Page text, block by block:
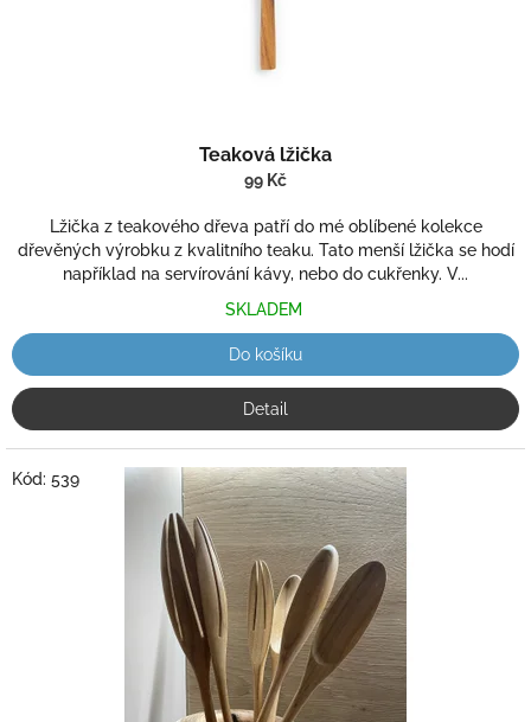
Teaková lžička
99 Kč
Lžička z teakového dřeva patří do mé oblíbené kolekce
dřevěných výrobku z kvalitního teaku. Tato menší lžička se hodí
například na servírování kávy, nebo do cukřenky. V...
SKLADEM
Do košíku
Detail
Kód: 539